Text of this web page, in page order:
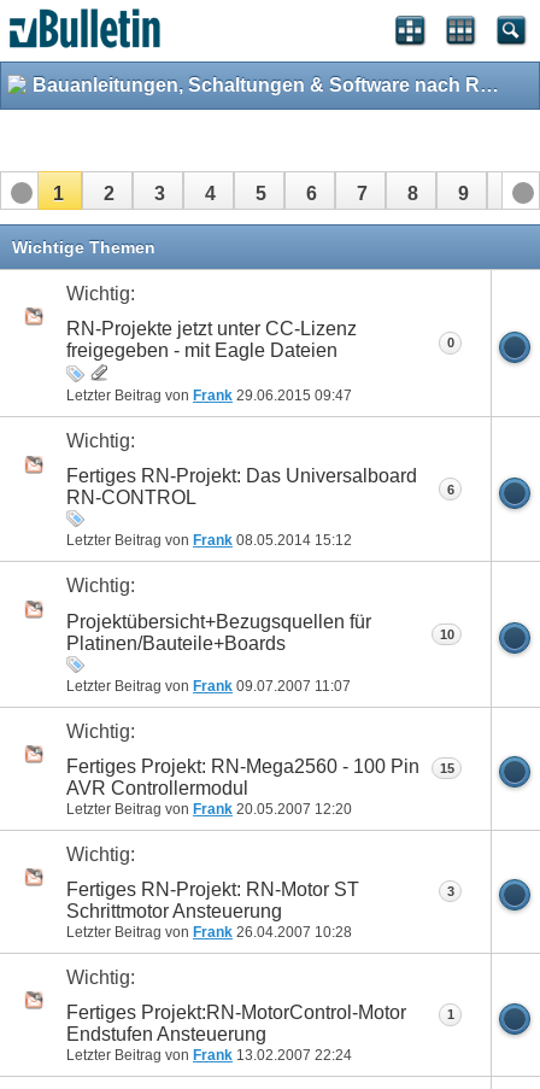
Bauanleitungen, Schaltungen & Software nach RoboterNetz-Standard
1 2 3 4 5 6 7 8 9 10
11 12 13
21 22
Wichtige Themen
Wichtig:
RN-Projekte jetzt unter CC-Lizenz
freigegeben - mit Eagle Dateien
Letzter Beitrag von Frank 29.06.2015 09:47
0
Wichtig:
Fertiges RN-Projekt: Das Universalboard
RN-CONTROL
Letzter Beitrag von Frank 08.05.2014 15:12
6
Wichtig:
Projektübersicht+Bezugsquellen für
Platinen/Bauteile+Boards
Letzter Beitrag von Frank 09.07.2007 11:07
10
Wichtig:
Fertiges Projekt: RN-Mega2560 - 100 Pin
AVR Controllermodul
Letzter Beitrag von Frank 20.05.2007 12:20
15
Wichtig:
Fertiges RN-Projekt: RN-Motor ST
Schrittmotor Ansteuerung
Letzter Beitrag von Frank 26.04.2007 10:28
3
Wichtig:
Fertiges Projekt:RN-MotorControl-Motor
Endstufen Ansteuerung
Letzter Beitrag von Frank 13.02.2007 22:24
1